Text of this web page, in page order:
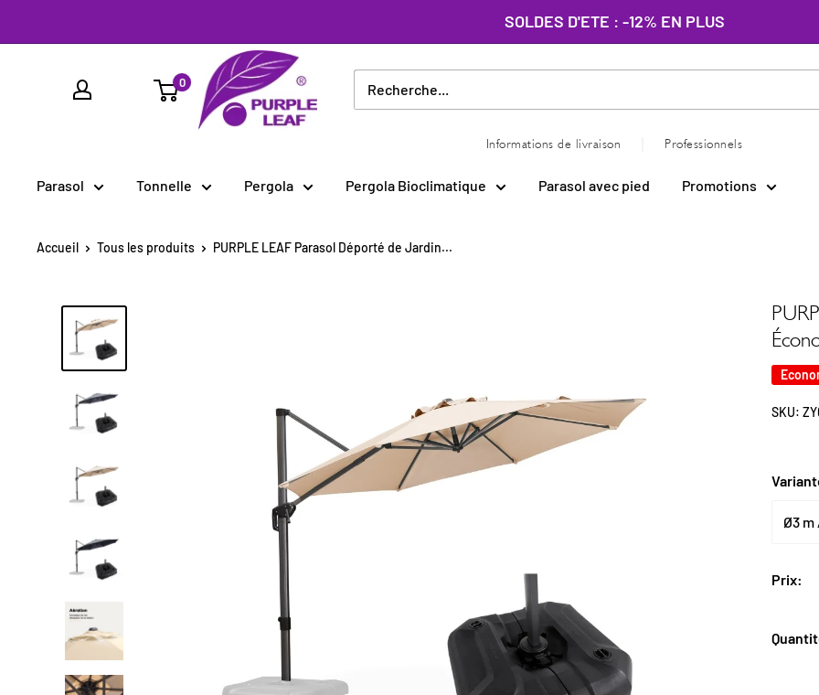
au
SOLDES D'ETE : -12% EN PLUS
0
PURPLE
LEAF
France
Informations de livraison Professionnels
Parasol Tonnelle Pergola Pergola Bioclimatique Parasol avec pied Promotions
Accueil Tous les produits PURPLE LEAF Parasol Déporté de Jardin...
SKU:
Prix: